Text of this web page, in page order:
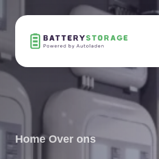
Home Over ons